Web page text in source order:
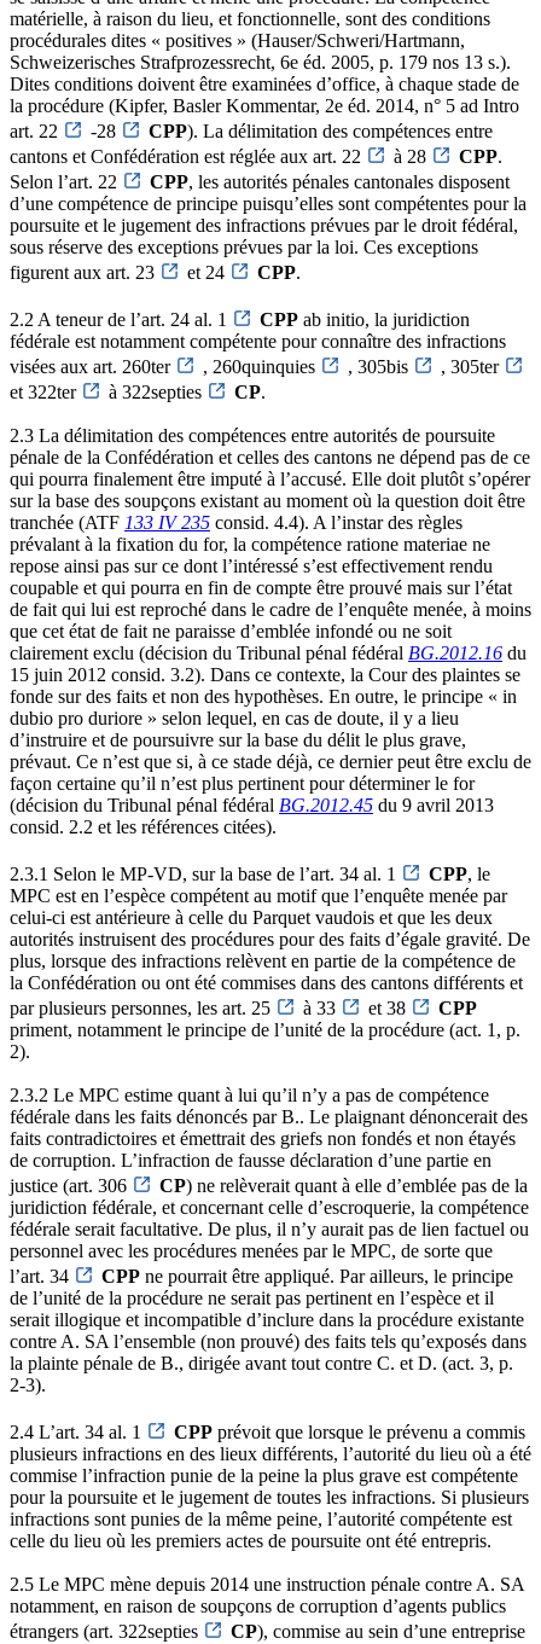
matérielle, à raison du lieu, et fonctionnelle, sont des conditions
procédurales dites « positives » (Hauser/Schweri/Hartmann,
Schweizerisches Strafprozessrecht, 6e éd. 2005, p. 179 nos 13 s.).
Dites conditions doivent être examinées d’office, à chaque stade de
la procédure (Kipfer, Basler Kommentar, 2e éd. 2014, n° 5 ad Intro
art. 22
-28 CPP). La délimitation des compétences entre
cantons et Confédération est réglée aux art. 22
à 28 CPP.
Selon l’art. 22
CPP, les autorités pénales cantonales disposent
d’une compétence de principe puisqu’elles sont compétentes pour la
poursuite et le jugement des infractions prévues par le droit fédéral,
sous réserve des exceptions prévues par la loi. Ces exceptions
figurent aux art. 23
et 24 CPP.
2.2 A teneur de l’art. 24 al. 1 CPP ab initio, la juridiction
fédérale est notamment compétente pour connaître des infractions
visées aux art. 260ter
, 260quinquies , 305bis
, 305ter
et 322ter
à 322septies CP.
2.3 La délimitation des compétences entre autorités de poursuite
pénale de la Confédération et celles des cantons ne dépend pas de ce
qui pourra finalement être imputé à l’accusé. Elle doit plutôt s’opérer
sur la base des soupçons existant au moment où la question doit être
tranchée (ATF 133 IV 235 consid. 4.4). A l’instar des règles
prévalant à la fixation du for, la compétence ratione materiae ne
repose ainsi pas sur ce dont l’intéressé s’est effectivement rendu
coupable et qui pourra en fin de compte être prouvé mais sur l’état
de fait qui lui est reproché dans le cadre de l’enquête menée, à moins
que cet état de fait ne paraisse d’emblée infondé ou ne soit
clairement exclu (décision du Tribunal pénal fédéral BG.2012.16 du
15 juin 2012 consid. 3.2). Dans ce contexte, la Cour des plaintes se
fonde sur des faits et non des hypothèses. En outre, le principe « in
dubio pro duriore » selon lequel, en cas de doute, il y a lieu
d’instruire et de poursuivre sur la base du délit le plus grave,
prévaut. Ce n’est que si, à ce stade déjà, ce dernier peut être exclu de
façon certaine qu’il n’est plus pertinent pour déterminer le for
(décision du Tribunal pénal fédéral BG.2012.45 du 9 avril 2013
consid. 2.2 et les références citées).
2.3.1 Selon le MP-VD, sur la base de l’art. 34 al. 1 CPP, le
MPC est en l’espèce compétent au motif que l’enquête menée par
celui-ci est antérieure à celle du Parquet vaudois et que les deux
autorités instruisent des procédures pour des faits d’égale gravité. De
plus, lorsque des infractions relèvent en partie de la compétence de
la Confédération ou ont été commises dans des cantons différents et
par plusieurs personnes, les art. 25
à 33 et 38
CPP
priment, notamment le principe de l’unité de la procédure (act. 1, p.
2).
2.3.2 Le MPC estime quant à lui qu’il n’y a pas de compétence
fédérale dans les faits dénoncés par B.. Le plaignant dénoncerait des
faits contradictoires et émettrait des griefs non fondés et non étayés
de corruption. L’infraction de fausse déclaration d’une partie en
justice (art. 306
CP) ne relèverait quant à elle d’emblée pas de la
juridiction fédérale, et concernant celle d’escroquerie, la compétence
fédérale serait facultative. De plus, il n’y aurait pas de lien factuel ou
personnel avec les procédures menées par le MPC, de sorte que
l’art. 34
CPP ne pourrait être appliqué. Par ailleurs, le principe
de l’unité de la procédure ne serait pas pertinent en l’espèce et il
serait illogique et incompatible d’inclure dans la procédure existante
contre A. SA l’ensemble (non prouvé) des faits tels qu’exposés dans
la plainte pénale de B., dirigée avant tout contre C. et D. (act. 3, p.
2-3).
2.4 L’art. 34 al. 1 CPP prévoit que lorsque le prévenu a commis
plusieurs infractions en des lieux différents, l’autorité du lieu où a été
commise l’infraction punie de la peine la plus grave est compétente
pour la poursuite et le jugement de toutes les infractions. Si plusieurs
infractions sont punies de la même peine, l’autorité compétente est
celle du lieu où les premiers actes de poursuite ont été entrepris.
2.5 Le MPC mène depuis 2014 une instruction pénale contre A. SA
notamment, en raison de soupçons de corruption d’agents publics
étrangers (art. 322septies
CP), commise au sein d’une entreprise